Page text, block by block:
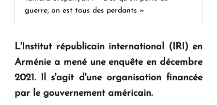
guerre, on est tous des perdants »
" Tant qu'il n'existe pas d'alternative concrète, la
KASA : 30 ans d'audace, de résilience et d'avenir
en Arménie
L'Institut républicain international (IRI) en
Arménie a mené une enquête en décembre
2021. Il s'agit d'une organisation financée
par le gouvernement américain.